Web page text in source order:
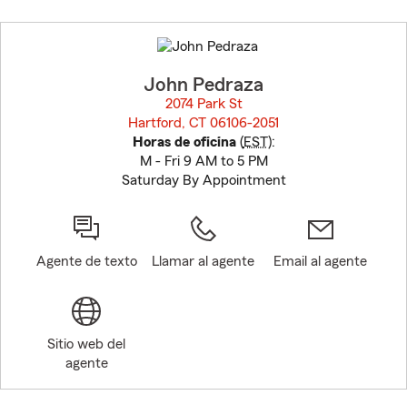
to
before
John Pedraza
2074 Park St
Hartford, CT 06106-2051
Horas de oficina(EST):
M - Fri 9 AM to 5 PM
Saturday By Appointment
Agente de texto Llamar al agente Email al agente
Sitio web del
agente